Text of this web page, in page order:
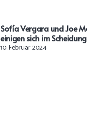
Sofía Vergara und Joe
einigen sich im
10. Februar 2024